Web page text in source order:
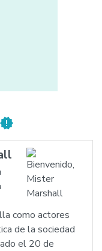
new_releases
como actores
de la sociedad
el 20 de